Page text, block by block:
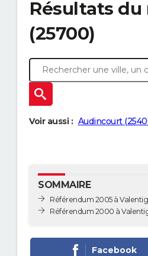
Résultats
(25700)
Voir aussi : Audincourt
SOMMAIRE
Référendum 2005 à
Référendum 2000 à
Facebook